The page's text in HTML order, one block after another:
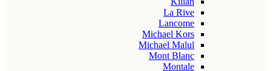
La Rive
Lancome
Michael Kors
Michael Malul
Mont Blanc
Montale